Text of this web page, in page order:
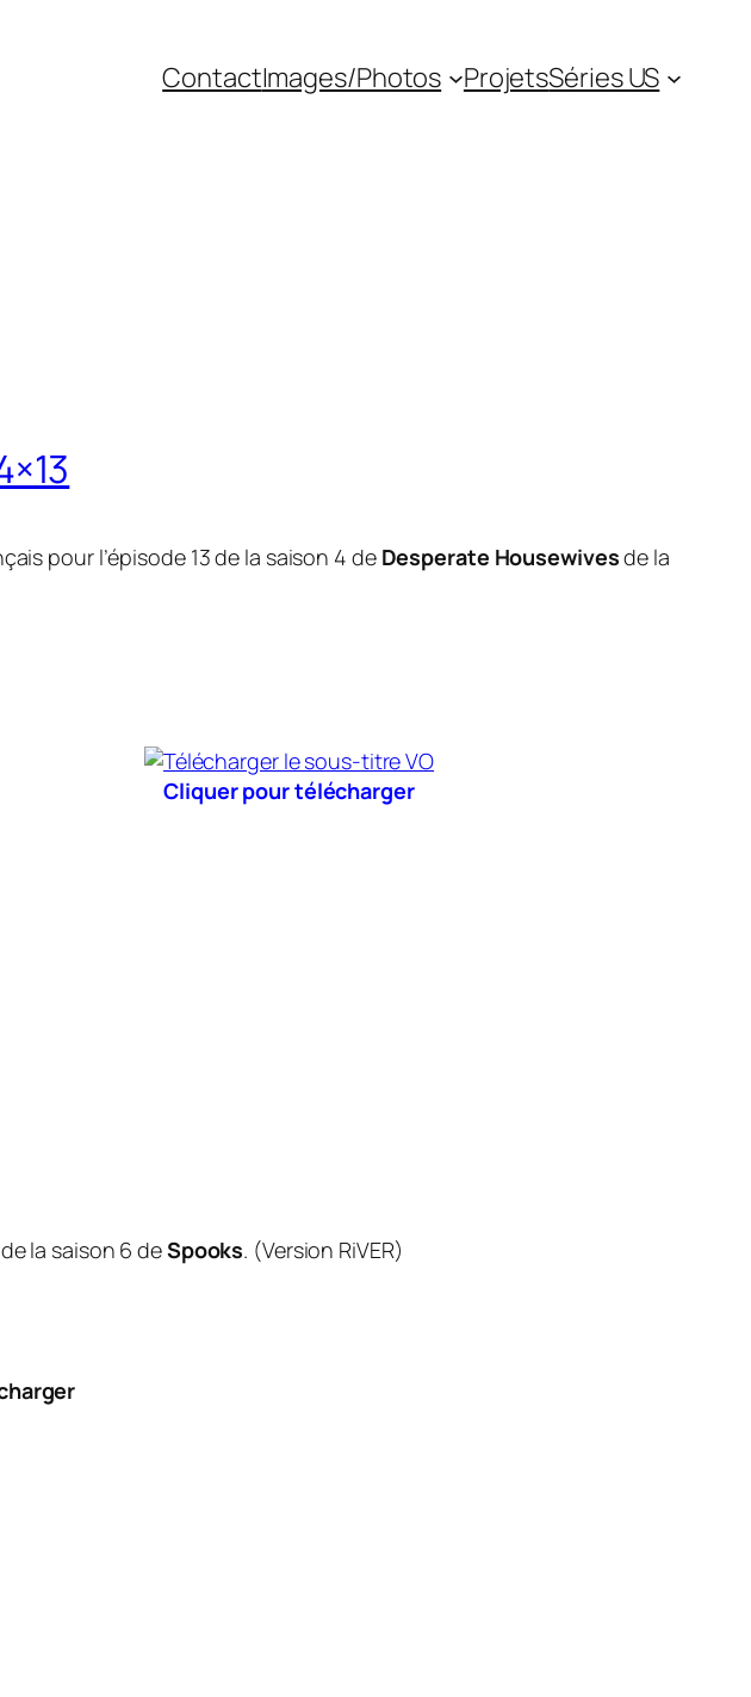
ContactImages/Photos ProjetsSéries US
pour l’épisode 13 de la saison 4 de Desperate Housewivesde la
Cliquer pour télécharger
la saison 6 deSpooks. (Version RiVER)